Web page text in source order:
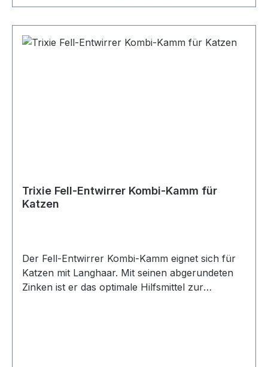
Trixie Fell-Entwirrer Kombi-Kamm für
Katzen
Der Fell-Entwirrer Kombi-Kamm eignet sich für
Katzen mit Langhaar. Mit seinen abgerundeten
Zinken ist er das optimale Hilfsmittel zur